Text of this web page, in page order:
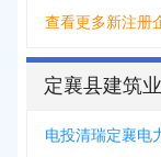
查看更多新注册
定襄县建筑
电投清瑞定襄电